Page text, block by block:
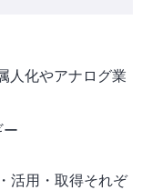
人化やアナログ業
活用・取得それぞ